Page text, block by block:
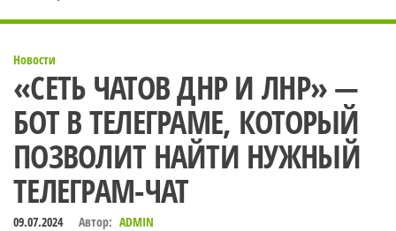
Новости
«СЕТЬ ЧАТОВ ДНР И ЛНР» —
БОТ В ТЕЛЕГРАМЕ, КОТОРЫЙ
ПОЗВОЛИТ НАЙТИ НУЖНЫЙ
ТЕЛЕГРАМ-ЧАТ
09.07.2024 Автор: ADMIN